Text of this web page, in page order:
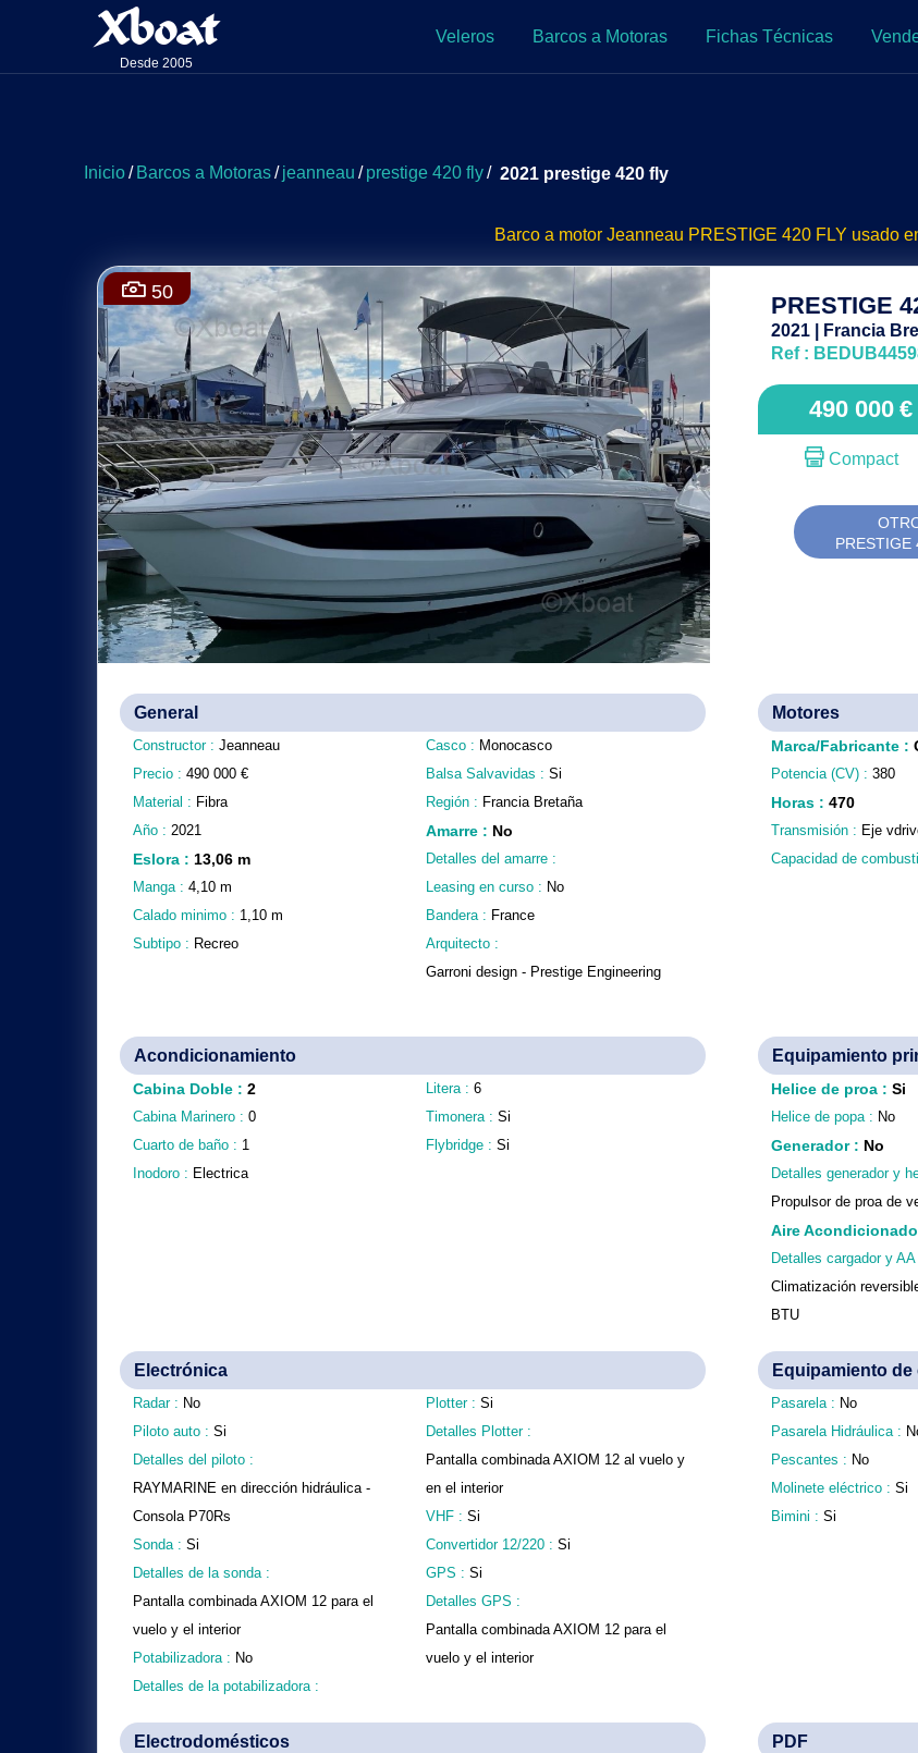
Xboat
Desde 2005
Veleros Barcos a Motoras Fichas Técnicas
Inicio/ Barcos a Motoras/ jeanneau / prestige 420 fly/ 2021 prestige 420 fly
Barco a motor Jeanneau PRESTIGE 420 FLY usado
50 PRESTIGE
2021 | Francia
Ref :
490 000 €
Compact
PRESTIGE
General
Constructor : Jeanneau
Precio : 490 000 €
Material : Fibra
Año : 2021
Eslora : 13,06 m
Manga : 4,10 m
Calado minimo : 1,10 m
Subtipo : Recreo
Casco : Monocasco
Balsa Salvavidas : Si
Región : Francia Bretaña
Amarre : No
Detalles del amarre :
Leasing en curso : No
Bandera : France
Arquitecto :
Garroni design - Prestige Engineering
Motores
Marca/Fabricante :
Potencia (CV) : 380
Horas : 470
Transmisión : Eje
Capacidad de
Acondicionamiento
Cabina Doble : 2
Cabina Marinero : 0
Cuarto de baño : 1
Inodoro : Electrica
Litera : 6
Timonera : Si
Flybridge : Si
Equipamiento
Helice de proa : Si
Helice de popa : No
Generador: No
Detalles generador y
Propulsor de proa de
Aire Acondicionado
Detalles cargador y AA
Climatización
BTU
Electrónica
Radar : No
Piloto auto : Si
Detalles del piloto :
RAYMARINE en dirección hidráulica -
Consola P70Rs
Sonda : Si
Detalles de la sonda :
Pantalla combinada AXIOM 12 para el
vuelo y el interior
Potabilizadora : No
Detalles de la potabilizadora :
Plotter : Si
Detalles Plotter :
Pantalla combinada AXIOM 12 al vuelo y
en el interior
VHF : Si
Convertidor 12/220 : Si
GPS : Si
Detalles GPS :
Pantalla combinada AXIOM 12 para el
vuelo y el interior
Equipamiento
Pasarela : No
Pasarela Hidráulica :
Pescantes : No
Molinete eléctrico : Si
Bimini : Si
Electrodomésticos PDF